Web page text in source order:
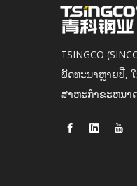
TSINGCO
ພັດທະນາຫຼາຍປີ,
ສາຫະກໍາຂະຫນາ